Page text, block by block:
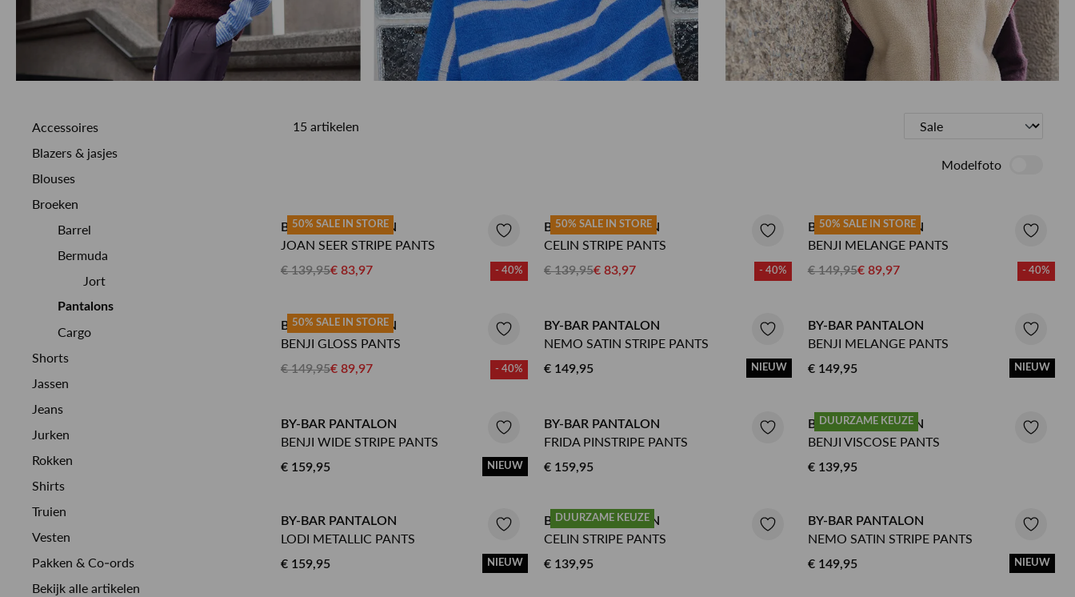
Herenkappers de Vos
ETEN & DRINKEN >
SHOP SALE
SHOP SALE
Accessoires
Blazers & jasjes
Blouses
Broeken
Barrel
Bermuda
Jort
Pantalons
Cargo
Shorts
Jassen
Jeans
Jurken
Rokken
Shirts
Truien
Vesten
Pakken & Co-ords
Bekijk alle artikelen
15 artikelen
Modelfoto
50% SALE IN STORE
BY-BAR PANTALON
JOAN SEER STRIPE PANTS
€ 139,95€ 83,97 - 40%
50% SALE IN STORE
BY-BAR PANTALON
CELIN STRIPE PANTS
€ 139,95€ 83,97 - 40%
50% SALE IN STORE
BY-BAR PANTALON
BENJI MELANGE PANTS
€ 149,95€ 89,97 - 40%
50% SALE IN STORE
BY-BAR PANTALON
BENJI GLOSS PANTS
€ 149,95€ 89,97 - 40%
BY-BAR PANTALON
NEMO SATIN STRIPE PANTS
€ 149,95 NIEUW
BY-BAR PANTALON
BENJI MELANGE PANTS
€ 149,95 NIEUW
BY-BAR PANTALON
BENJI WIDE STRIPE PANTS
€ 159,95 NIEUW
BY-BAR PANTALON
FRIDA PINSTRIPE PANTS
€ 159,95
DUURZAME KEUZE
BY-BAR PANTALON
BENJI VISCOSE PANTS
€ 139,95
BY-BAR PANTALON
LODI METALLIC PANTS
€ 159,95 NIEUW
DUURZAME KEUZE
BY-BAR PANTALON
CELIN STRIPE PANTS
€ 139,95
BY-BAR PANTALON
NEMO SATIN STRIPE PANTS
€ 149,95 NIEUW